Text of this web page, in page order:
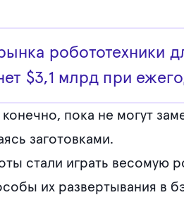
робототехники
$3,1 млрд при
пока не могут
заготовками.
стали играть весомую
их развертывания в